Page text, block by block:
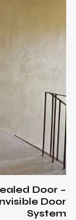
Door –
Door
System